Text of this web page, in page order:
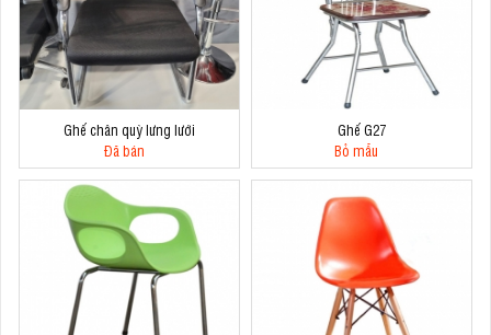
Ghế chân quỳ lưng lưới
Đã bán
Ghế G27
Bỏ mẫu